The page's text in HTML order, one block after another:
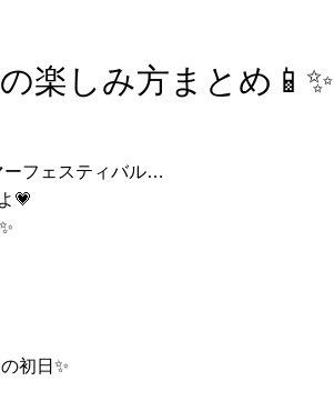
楽しみ方まとめ📱✨
ーフェスティバル…
💗
初日✨